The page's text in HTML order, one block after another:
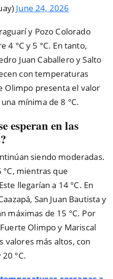
June 24, 2026
y Pozo Colorado
°C y 5 °C. En tanto,
Juan Caballero y Salto
con temperaturas
Olimpo presenta el valor
mínima de 8 °C.
esperan en las
siendo moderadas.
°C, mientras que
llegarían a 14 °C. En
San Juan Bautista y
máximas de 15 °C. Por
Olimpo y Mariscal
valores más altos, con
°C.